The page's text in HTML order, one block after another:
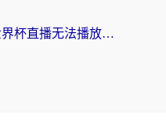
在澳大利亚看抖音世界杯直播无法播放？海外党体育观赛终极指南来了！